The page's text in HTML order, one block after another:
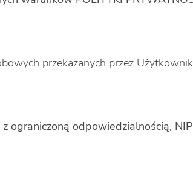
przekazanych przez
ograniczoną odpowiedzialnością,